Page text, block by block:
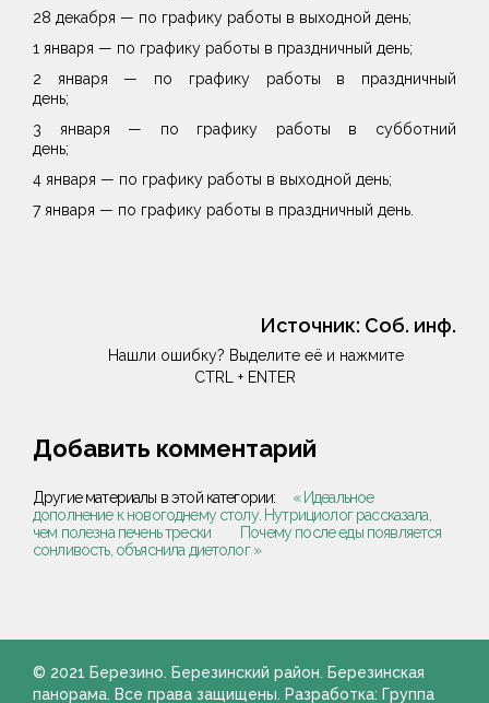
28 декабря — по графику работы в выходной день;
1 января — по графику работы в праздничный день;
2 января — по графику работы в праздничный
день;
3 января — по графику работы в субботний
день;
4 января — по графику работы в выходной день;
7 января — по графику работы в праздничный день.
Источник: Соб. инф.
Нашли ошибку? Выделите её и нажмите
CTRL + ENTER
Добавить комментарий
Другие материалы в этой категории:
« Идеальное
дополнение к новогоднему столу. Нутрициолог рассказала,
чем полезна печень трески
Почему после еды появляется
сонливость, объяснила диетолог »
© 2021 Березино. Березинский район. Березинская
панорама. Все права защищены. Разработка: Группа